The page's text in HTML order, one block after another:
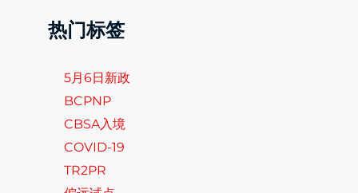
热门标签
5月6日新政
BCPNP
CBSA入境
COVID-19
TR2PR